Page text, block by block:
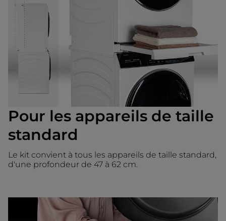
Pour les appareils de taille
standard
Le kit convient à tous les appareils de taille standard,
d'une profondeur de 47 à 62 cm.